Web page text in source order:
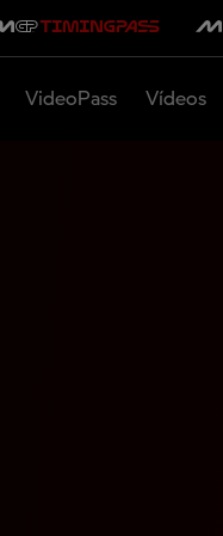
VideoPass Vídeos